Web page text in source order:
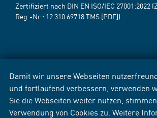
Damit wir unsere Webseiten
und fortlaufend verbessern, verwenden
Sie die Webseiten weiter nutzen,
Verwendung von Cookies zu. Weitere
Zertifiziert nach DIN EN ISO/IEC 27001:2022
Reg.-Nr.: 12 310 69718 TMS [PDF])